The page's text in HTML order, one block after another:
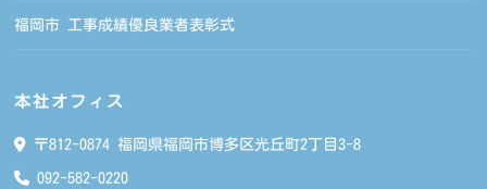
福岡市 工事成績優良業者表彰式
本社オフィス
〒812-0874 福岡県福岡市博多区光丘町2丁目3-8
092-582-0220